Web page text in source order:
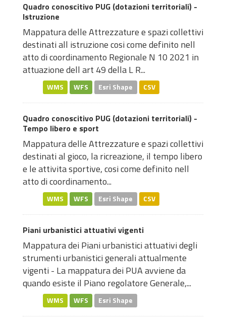
Quadro conoscitivo PUG (dotazioni territoriali) -
Istruzione
Mappatura delle Attrezzature e spazi collettivi
destinati all istruzione cosi come definito nell
atto di coordinamento Regionale N 10 2021 in
attuazione dell art 49 della L R...
WMS WFS Esri Shape CSV
Quadro conoscitivo PUG (dotazioni territoriali) -
Tempo libero e sport
Mappatura delle Attrezzature e spazi collettivi
destinati al gioco, la ricreazione, il tempo libero
e le attivita sportive, cosi come definito nell
atto di coordinamento...
WMS WFS Esri Shape CSV
Piani urbanistici attuativi vigenti
Mappatura dei Piani urbanistici attuativi degli
strumenti urbanistici generali attualmente
vigenti - La mappatura dei PUA avviene da
quando esiste il Piano regolatore Generale,...
WMS WFS Esri Shape